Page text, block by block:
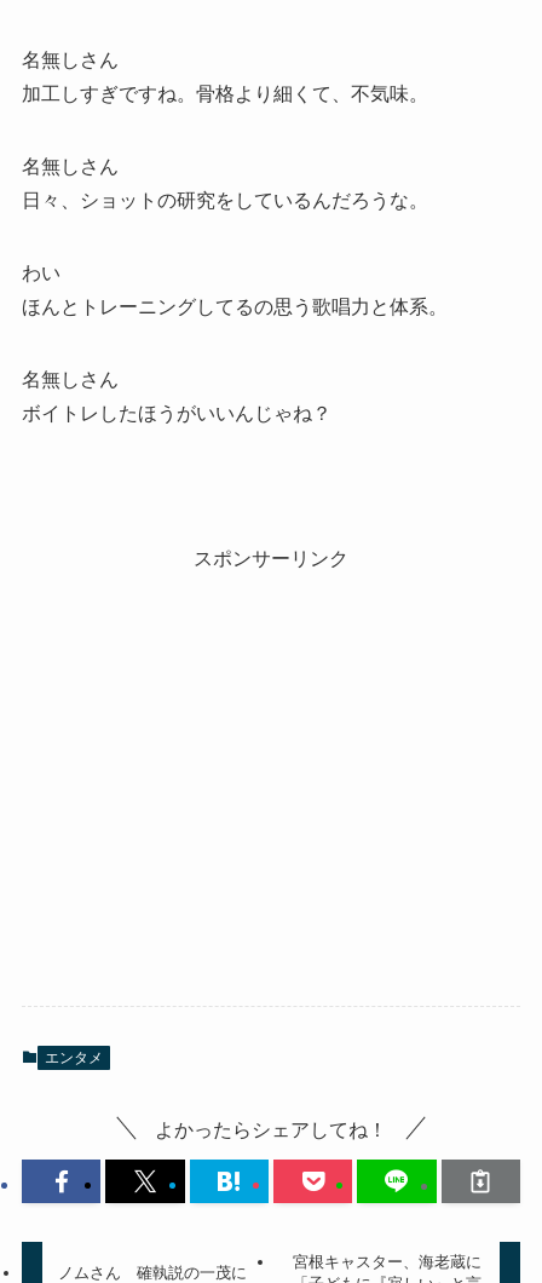
名無しさん
加工しすぎですね。骨格より細くて、不気味。
名無しさん
日々、ショットの研究をしているんだろうな。
わい
ほんとトレーニングしてるの思う歌唱力と体系。
名無しさん
ボイトレしたほうがいいんじゃね？
スポンサーリンク
エンタメ
よかったらシェアしてね！
ノムさん 確執説の一茂に
宮根キャスター、海老蔵に